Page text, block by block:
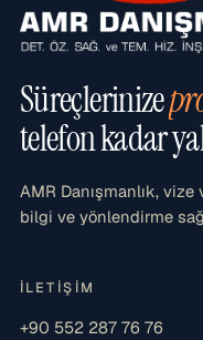
Süreçlerinize
telefon kadar
AMR Danışmanlık,
bilgi ve yönlendirme
İLETIŞIM
+90 552 287 76 76